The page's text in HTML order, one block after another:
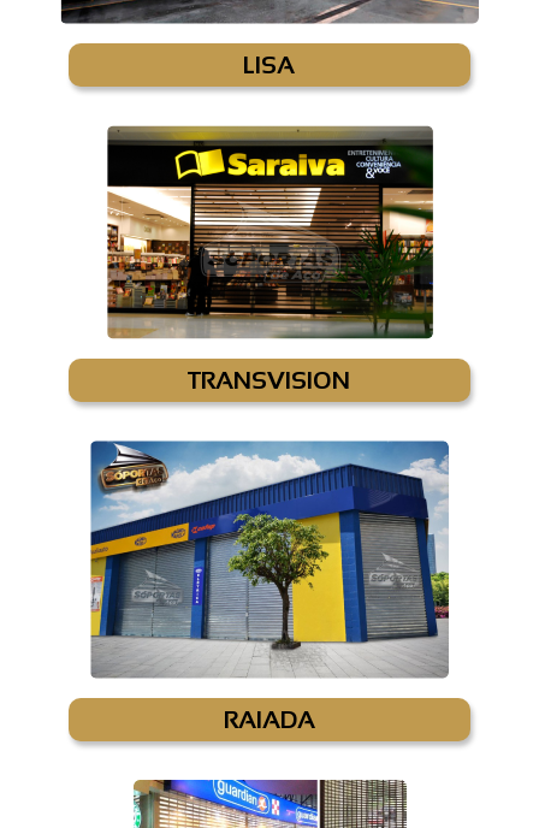
LISA
TRANSVISION
RAIADA